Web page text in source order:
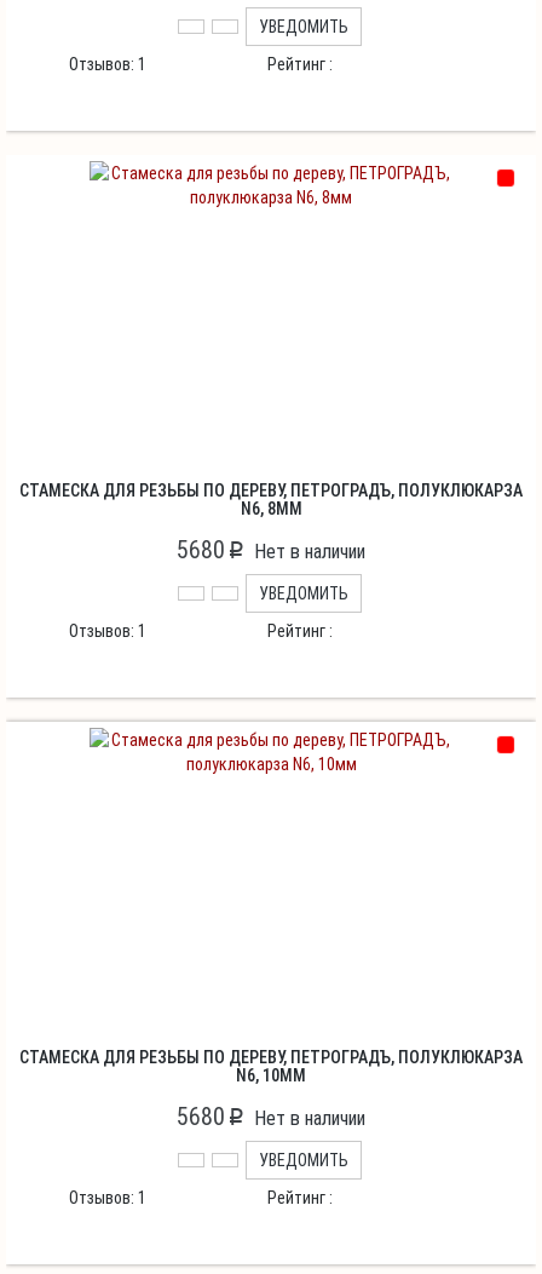
УВЕДОМИТЬ
Отзывов:1 Рейтинг :
СТАМЕСКА ДЛЯ РЕЗЬБЫ ПО ДЕРЕВУ, ПЕТРОГРАДЪ, ПОЛУКЛЮКАРЗА
N6, 8ММ
5680 p Нет в наличии
УВЕДОМИТЬ
Отзывов:1 Рейтинг :
СТАМЕСКА ДЛЯ РЕЗЬБЫ ПО ДЕРЕВУ, ПЕТРОГРАДЪ, ПОЛУКЛЮКАРЗА
N6, 10ММ
5680 p Нет в наличии
УВЕДОМИТЬ
Отзывов:1 Рейтинг :